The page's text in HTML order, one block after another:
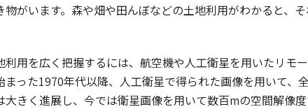
物がいます。森や畑や田んぼなどの土地利用がわかると、
用を広く把握するには、航空機や人工衛星を用いたリモ
まった1970年代以降、人工衛星で得られた画像を用いて
大きく進展し、今では衛星画像を用いて数百mの空間解像